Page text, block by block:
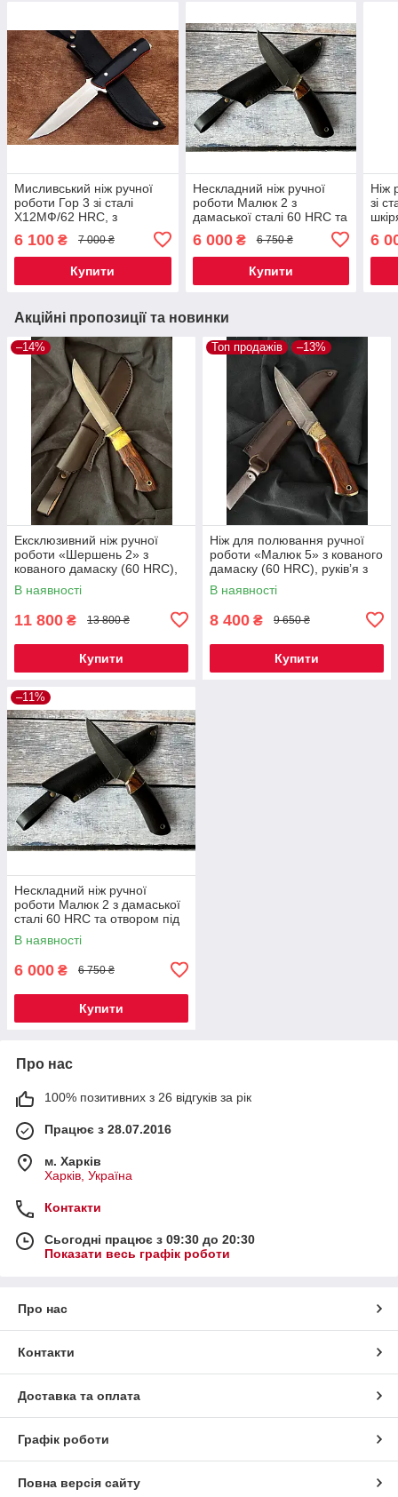
Мисливський ніж ручної
роботи Гор 3 зі сталі
Х12МФ/62 HRC, з
комплекті, солідний
подарунок чоловікові
6 100 ₴ 7 000 ₴
Купити
Нескладний ніж ручної
роботи Малюк 2 з
дамаської сталі 60 HRC та
шкіряний чохол у
комплекті
6 000₴ 6 750 ₴
Купити
Ніж
зі
6
Акційні пропозиції та новинки
–14%
Ексклюзивний ніж ручної
роботи «Шершень 2» з
кованого дамаску (60 HRC),
руківʼя з айронвуду, шкіряний
чохол
В наявності
11 800 ₴ 13 800 ₴
Купити
Топ продажів –13%
Ніж для полювання ручної
роботи «Малюк 5» з кованого
дамаску (60 HRC), руківʼя з
айронвуду, шкіряний чохол
В наявності
8 400 ₴ 9 650 ₴
Купити
–11%
Нескладний ніж ручної
роботи Малюк 2 з дамаської
сталі 60 HRC та отвором під
темляк, шкіряний чохол у
комплекті
В наявності
6 000 ₴ 6 750 ₴
Купити
Про нас
100% позитивних з 26 відгуків за рік
Працює з 28.07.2016
м. Харків
Харків, Україна
Контакти
Сьогодні працює з 09:30 до 20:30
Показати весь графік роботи
Про нас
Контакти
Доставка та оплата
Графік роботи
Повна версія сайту